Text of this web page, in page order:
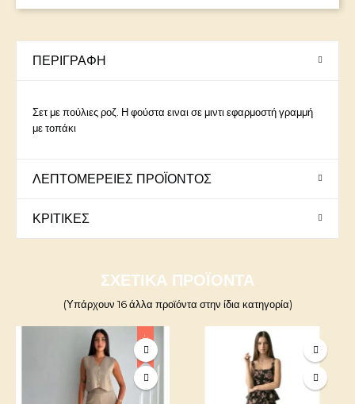
ΠΕΡΙΓΡΑΦΉ
Σετ με πούλιες ροζ. Η φούστα ειναι σε μιντι εφαρμοστή γραμμή
με τοπάκι
ΛΕΠΤΟΜΈΡΕΙΕΣ ΠΡΟΪΌΝΤΟΣ
ΚΡΙΤΙΚΈΣ
ΣΧΕΤΙΚΆ ΠΡΟΪΌΝΤΑ
(Υπάρχουν 16 άλλα προϊόντα στην ίδια κατηγορία)
-20%